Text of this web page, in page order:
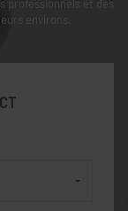
et des
environs.